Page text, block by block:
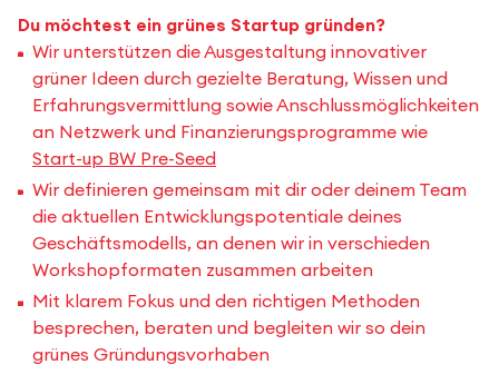
Du möchtest ein grünes Startup gründen?
Wir unterstützen die Ausgestaltung innovativer
grüner Ideen durch gezielte Beratung, Wissen und
Erfahrungsvermittlung sowie Anschlussmöglichkeiten
an Netzwerk und Finanzierungsprogramme wie
Start-up BW Pre-Seed
Wir definieren gemeinsam mit dir oder deinem Team
die aktuellen Entwicklungspotentiale deines
Geschäftsmodells, an denen wir in verschieden
Workshopformaten zusammen arbeiten
Mit klarem Fokus und den richtigen Methoden
besprechen, beraten und begleiten wir so dein
grünes Gründungsvorhaben